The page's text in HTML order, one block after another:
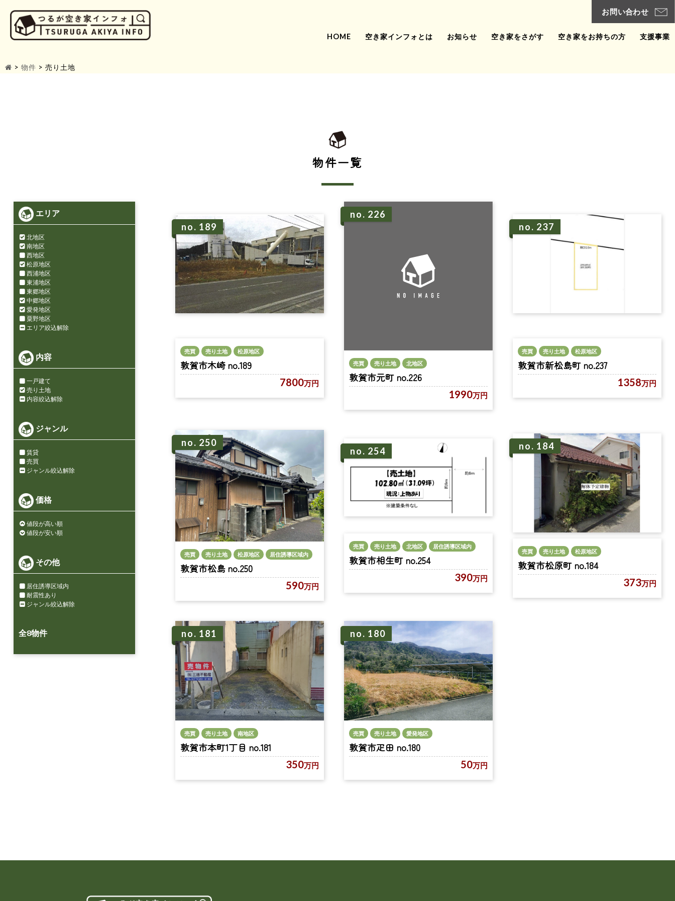
HOME 空き家インフォとは お知らせ 空き家をさがす 空き家をお持ちの方 支援事業
> 物件 > 売り土地
物件一覧
エリア
北地区
南地区
西地区
松原地区
西浦地区
東浦地区
東郷地区
中郷地区
愛発地区
粟野地区
エリア絞込解除
内容
一戸建て
売り土地
内容絞込解除
ジャンル
賃貸
売買
ジャンル絞込解除
価格
値段が高い順
値段が安い順
その他
居住誘導区域内
耐震性あり
ジャンル絞込解除
全8物件
no. 189
売買 売り土地 松原地区
敦賀市木崎 no.189
7800万円
no. 226
売買 売り土地 北地区
敦賀市元町 no.226
1990万円
no. 237
売買 売り土地 松原地区
敦賀市新松島町 no.237
1358万円
no. 250
売買 売り土地 松原地区 居住誘導区域内
敦賀市松島 no.250
590万円
no. 254
売買 売り土地 北地区 居住誘導区域内
敦賀市相生町 no.254
390万円
no. 184
売買 売り土地 松原地区
敦賀市松原町 no.184
373万円
no. 181
売買 売り土地 南地区
敦賀市本町1丁目 no.181
350万円
no. 180
売買 売り土地 愛発地区
敦賀市疋田 no.180
50万円